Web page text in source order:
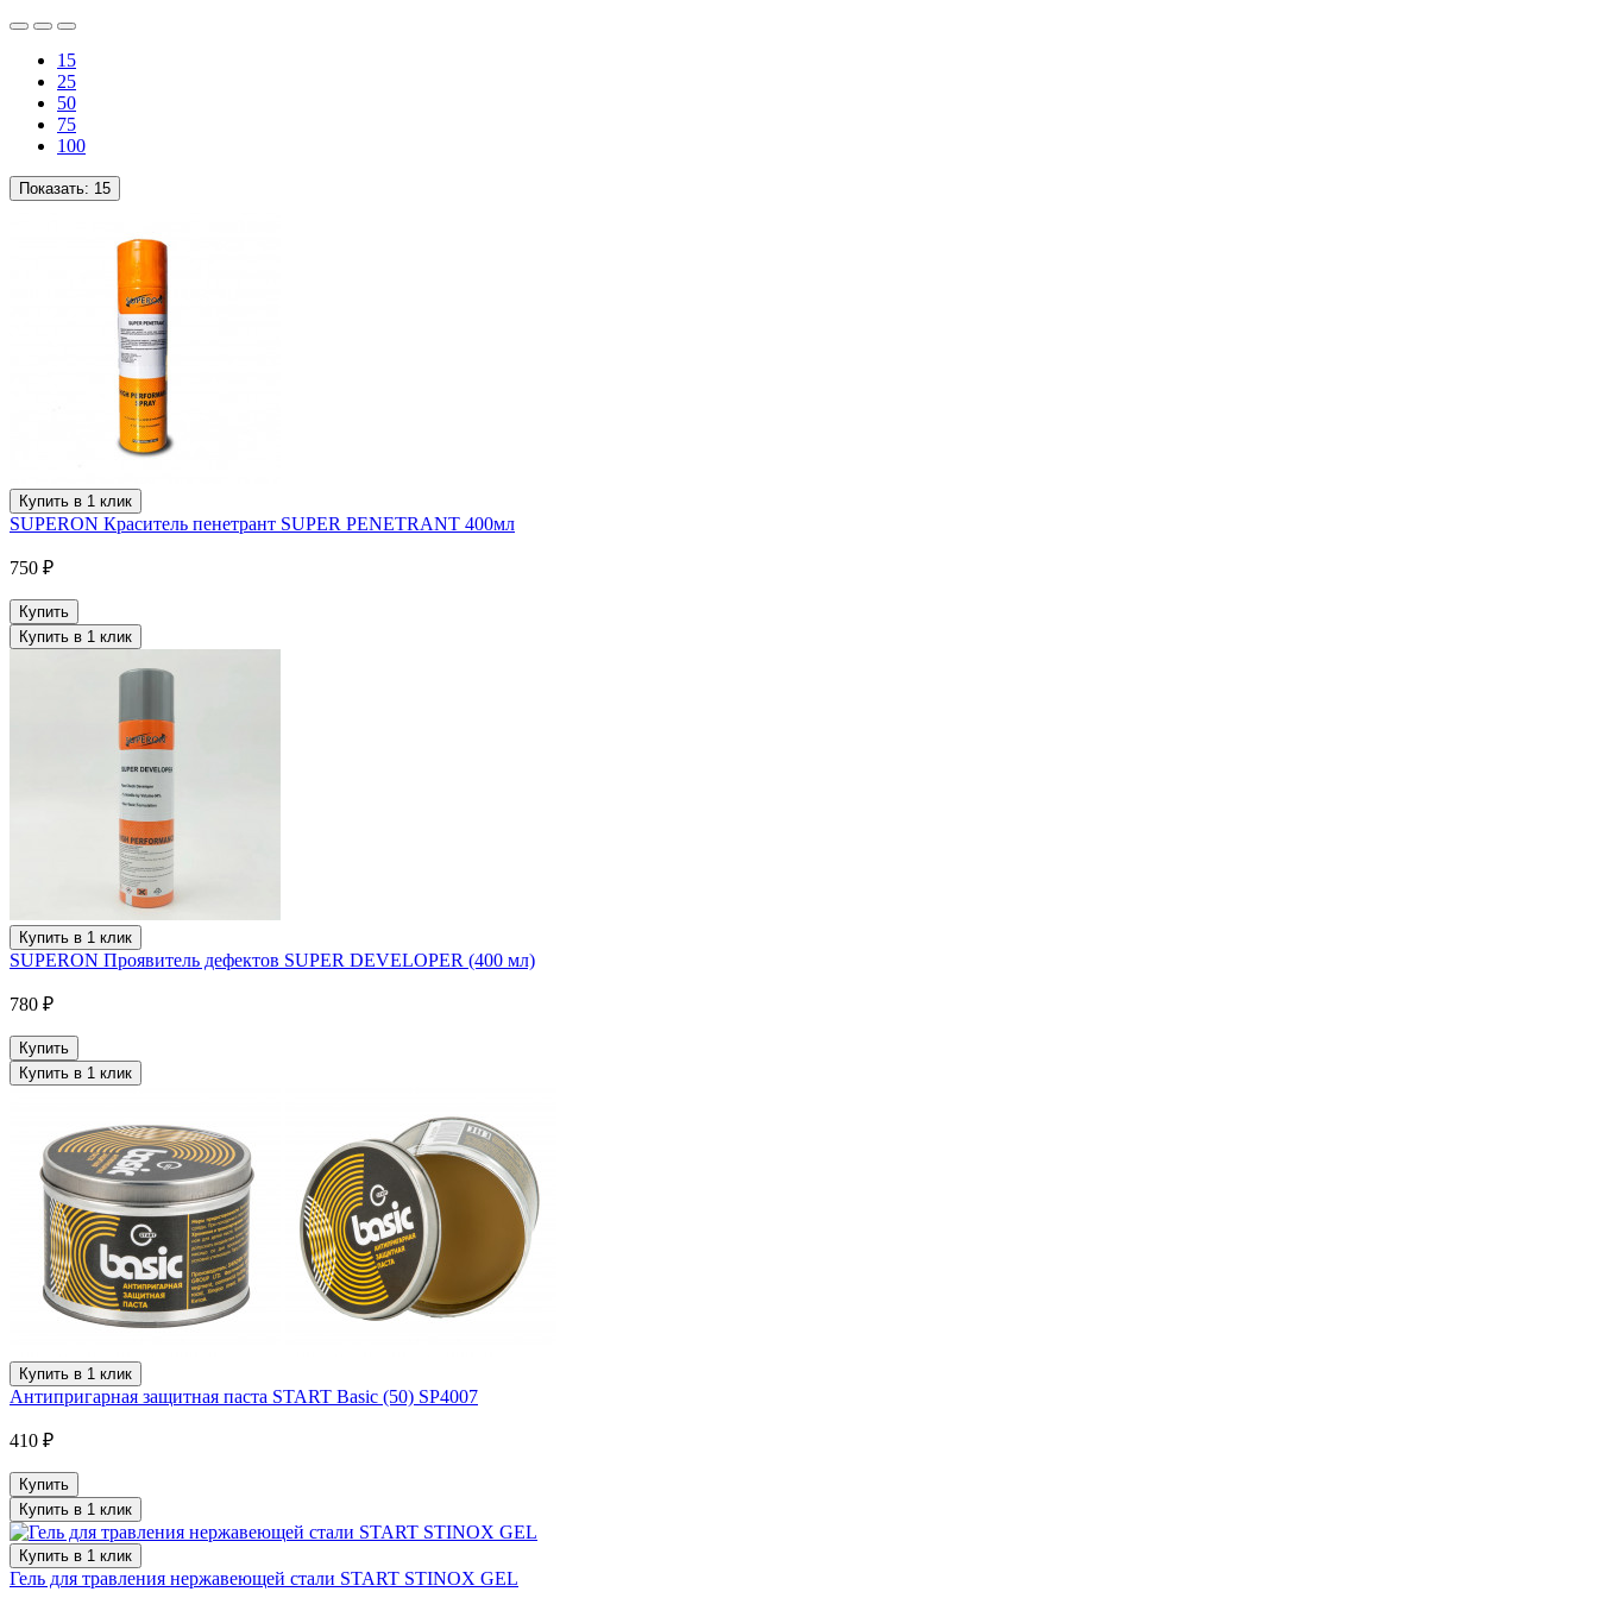
15
25
50
75
100
Показать: 15
Купить в 1 клик
SUPERON Краситель пенетрант SUPER PENETRANT 400мл
750 ₽
Купить
Купить в 1 клик
Купить в 1 клик
SUPERON Проявитель дефектов SUPER DEVELOPER (400 мл)
780 ₽
Купить
Купить в 1 клик
Купить в 1 клик
Антипригарная защитная паста START Basic (50) SP4007
410 ₽
Купить
Купить в 1 клик
Купить в 1 клик
Гель для травления нержавеющей стали START STINOX GEL